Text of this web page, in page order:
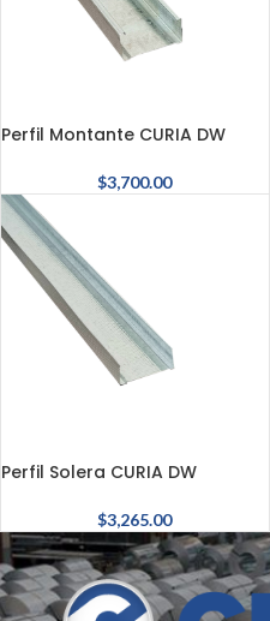
Perfil Montante CURIA DW
$3,700.00
Perfil Solera CURIA DW
$3,265.00